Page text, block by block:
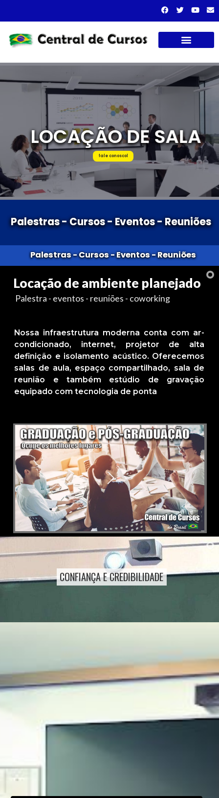
LOCAÇÃO DE SALA
LOCAÇÃO DE SALA
fale conoscol
Palestras - Cursos - Eventos - Reuniões
Palestras - Cursos - Eventos - Reuniões
Palestras - Cursos - Eventos - Reuniões
Palestras - Cursos - Eventos - Reuniões
Nossa infraestrutura moderna conta com ar-
condicionado, internet, projetor de alta
definição e isolamento acústico. Oferecemos
salas de aula, espaço compartilhado, sala de
reunião e também estúdio de gravação
equipado com tecnologia de ponta
Locação de ambiente planejado
Palestra - eventos - reuniões - coworking
CONFIANÇA E CREDIBILIDADE